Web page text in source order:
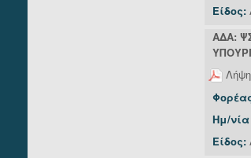
Είδος:
ΑΔΑ:
Ημ/νία
Είδος: